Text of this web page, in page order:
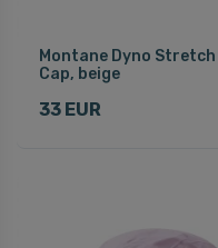
Montane Dyno Stretch
Cap, beige
33 EUR